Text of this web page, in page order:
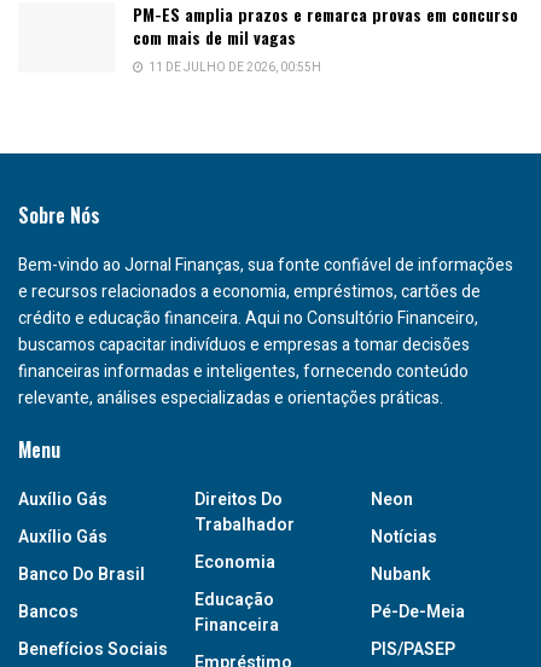
PM-ES amplia prazos e remarca provas em concurso
com mais de mil vagas
11 DE JULHO DE 2026, 00:55H
Sobre Nós
Bem-vindo ao Jornal Finanças, sua fonte confiável de informações
e recursos relacionados a economia, empréstimos, cartões de
crédito e educação financeira. Aqui no Consultório Financeiro,
buscamos capacitar indivíduos e empresas a tomar decisões
financeiras informadas e inteligentes, fornecendo conteúdo
relevante, análises especializadas e orientações práticas.
Menu
Auxílio Gás
Auxílio Gás
Banco Do Brasil
Bancos
Benefícios Sociais
Direitos Do
Trabalhador
Economia
Educação
Financeira
Neon
Notícias
Nubank
Pé-De-Meia
PIS/PASEP